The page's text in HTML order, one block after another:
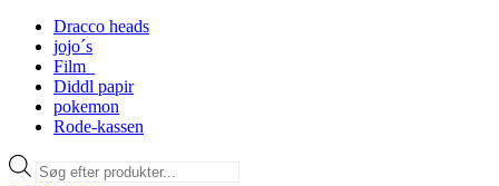
Dracco heads
jojo´s
Film
Diddl papir
pokemon
Rode-kassen
Products